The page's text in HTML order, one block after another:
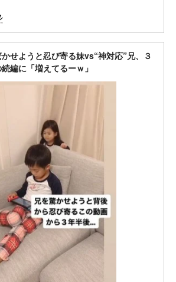
かせようと忍び寄る妹vs“神対応”兄、３
編に「増えてるーｗ」